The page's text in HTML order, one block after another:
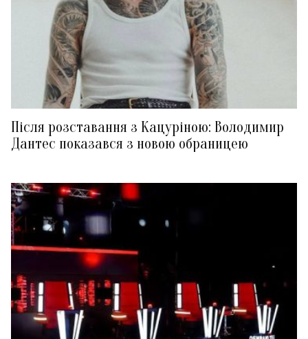
Після розставання з Кацуріною: Володимир
Дантес показався з новою обраницею